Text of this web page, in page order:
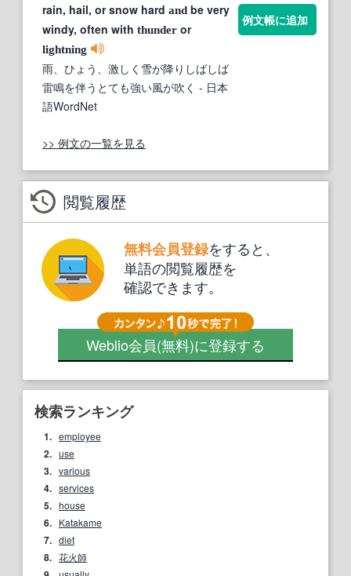
rain, hail, or snow hard and be very
windy, often with thunder or
lightning
雨、ひょう、激しく雪が降りしばしば
雷鳴を伴うとても強い風が吹く - 日本
語WordNet
例文帳に追加
>> 例文の一覧を見る
閲覧履歴
無料会員登録をすると、
単語の閲覧履歴を
確認できます。
Weblio会員(無料)に登録する
検索ランキング
1. employee
2. use
3. various
4. services
5. house
6. Katakame
7. diet
8. 花火師